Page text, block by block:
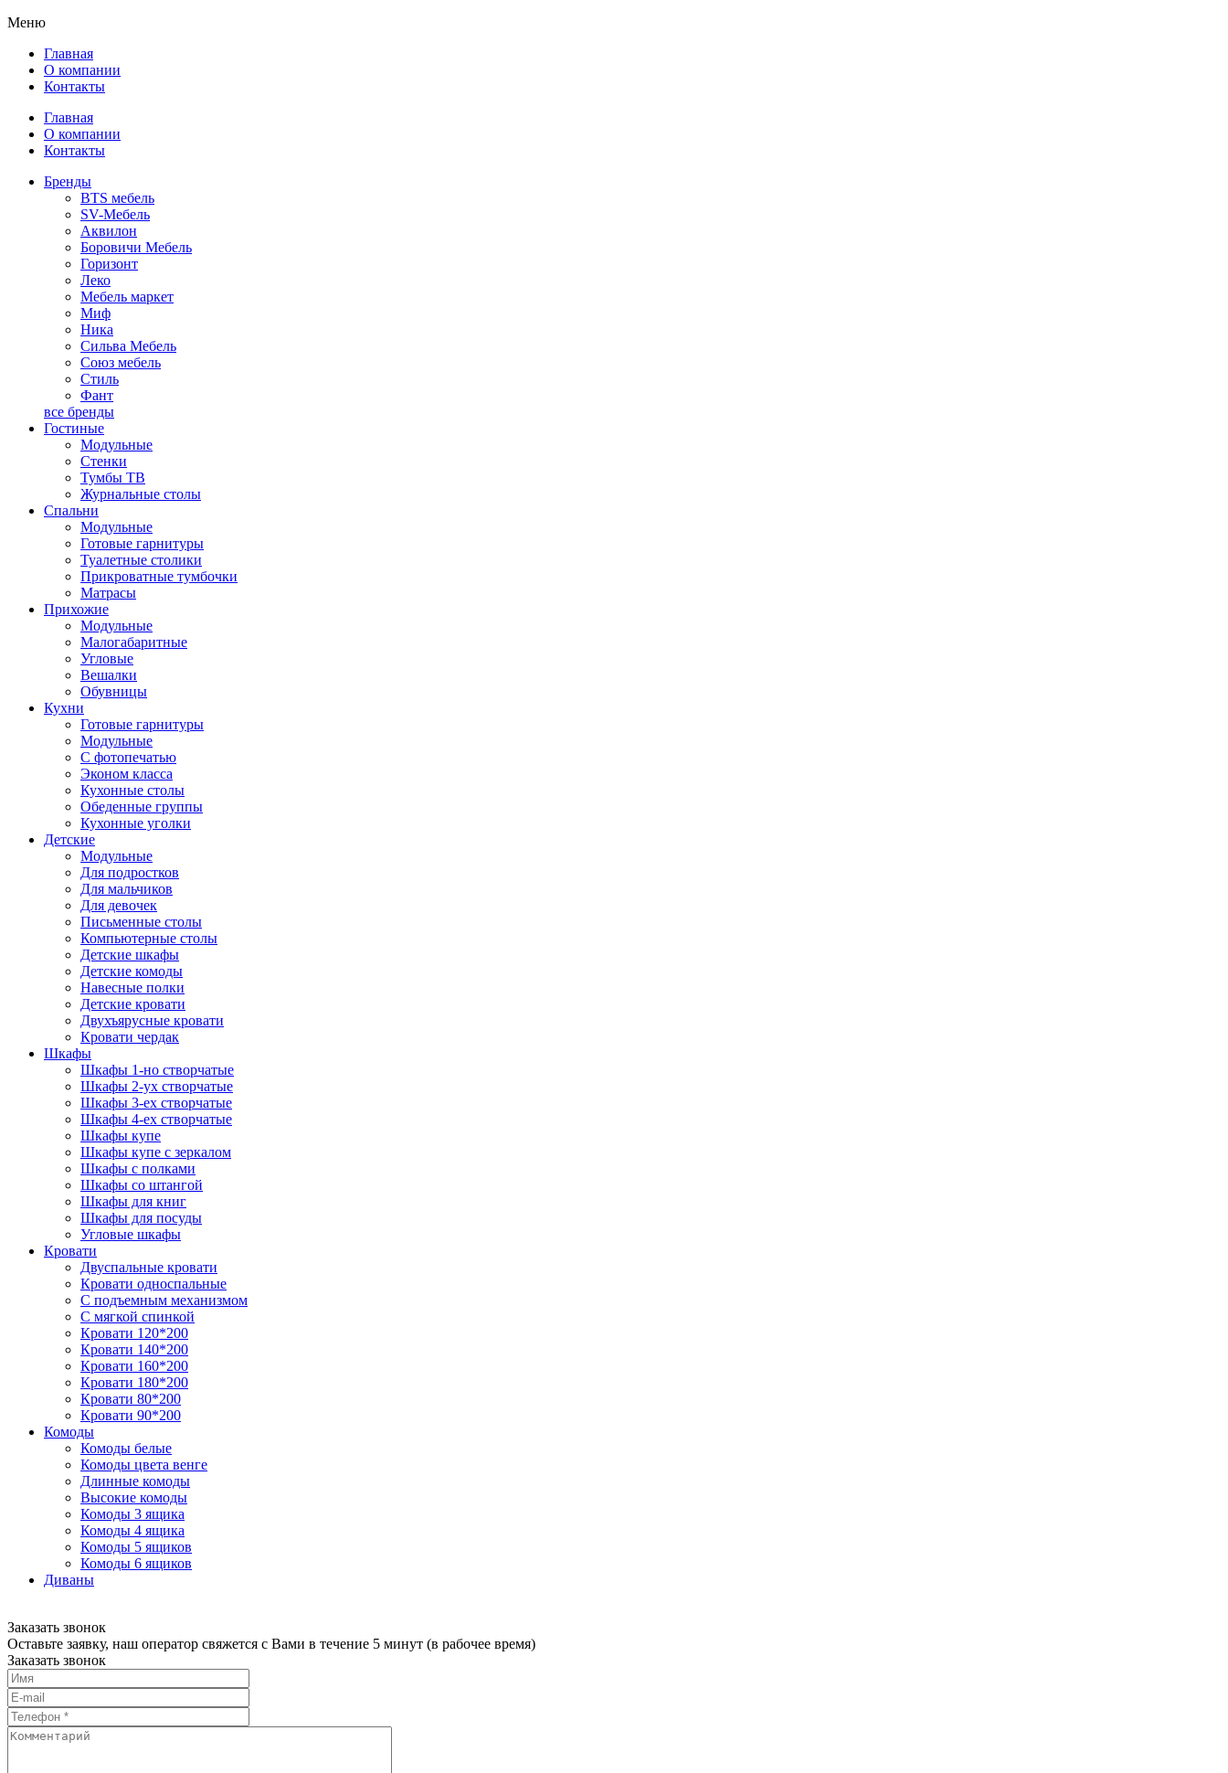
Меню
Главная
О компании
Контакты
Главная
О компании
Контакты
Бренды
BTS мебель
SV-Мебель
Аквилон
Боровичи Мебель
Горизонт
Леко
Мебель маркет
Миф
Ника
Сильва Мебель
Союз мебель
Стиль
Фант
все бренды
Гостиные
Модульные
Стенки
Тумбы ТВ
Журнальные столы
Спальни
Модульные
Готовые гарнитуры
Туалетные столики
Прикроватные тумбочки
Матрасы
Прихожие
Модульные
Малогабаритные
Угловые
Вешалки
Обувницы
Кухни
Готовые гарнитуры
Модульные
С фотопечатью
Эконом класса
Кухонные столы
Обеденные группы
Кухонные уголки
Детские
Модульные
Для подростков
Для мальчиков
Для девочек
Письменные столы
Компьютерные столы
Детские шкафы
Детские комоды
Навесные полки
Детские кровати
Двухъярусные кровати
Кровати чердак
Шкафы
Шкафы 1-но створчатые
Шкафы 2-ух створчатые
Шкафы 3-ех створчатые
Шкафы 4-ех створчатые
Шкафы купе
Шкафы купе с зеркалом
Шкафы с полками
Шкафы со штангой
Шкафы для книг
Шкафы для посуды
Угловые шкафы
Кровати
Двуспальные кровати
Кровати односпальные
С подъемным механизмом
С мягкой спинкой
Кровати 120*200
Кровати 140*200
Кровати 160*200
Кровати 180*200
Кровати 80*200
Кровати 90*200
Комоды
Комоды белые
Комоды цвета венге
Длинные комоды
Высокие комоды
Комоды 3 ящика
Комоды 4 ящика
Комоды 5 ящиков
Комоды 6 ящиков
Диваны
Заказать звонок
Оставьте заявку, наш оператор свяжется с Вами в течение 5 минут (в рабочее время)
Заказать звонок